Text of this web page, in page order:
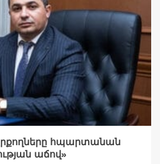
հպարտանան
աճով»